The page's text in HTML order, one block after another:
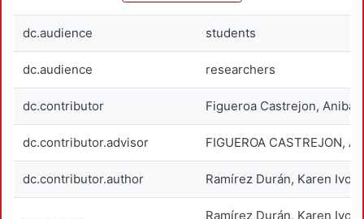
dc.audience students
dc.audience researchers
dc.contributor Figueroa Castrejon, Anibal
dc.contributor.advisor FIGUEROA CASTREJON,
dc.contributor.author Ramírez Durán, Karen
Ramírez Durán, Karen